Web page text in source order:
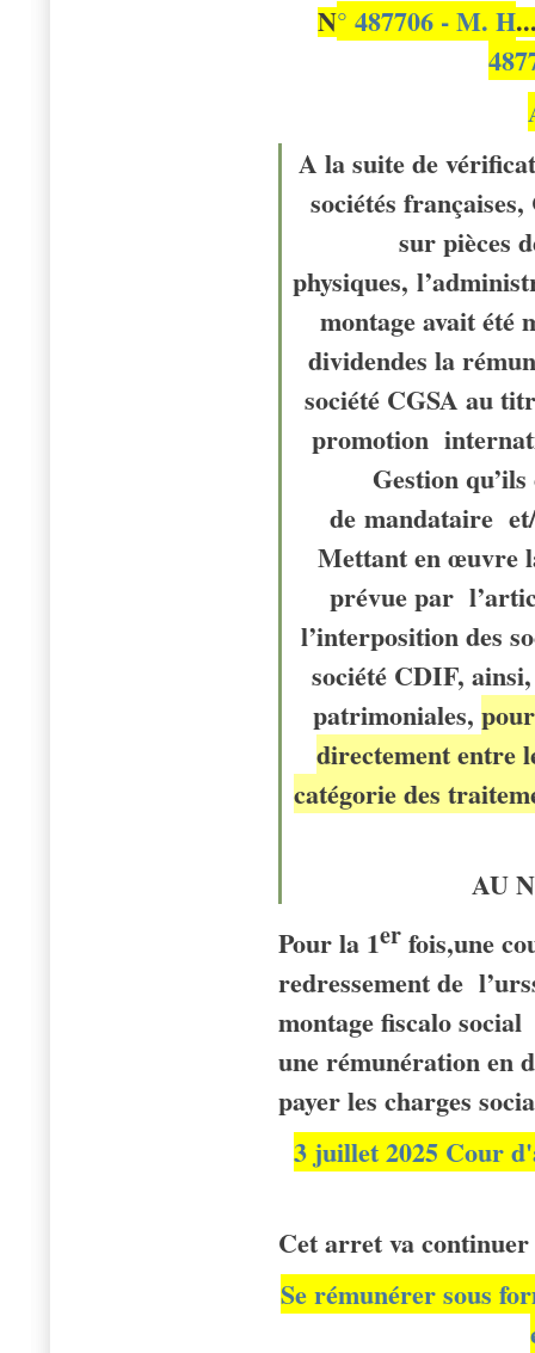
N° 487706 - M. H
A la suite de
sociétés
sur pièces
physiques,
montage avait été
dividendes la
société CGSA au
promotion
Gestion
de mandataire
Mettant en œuvre
prévue par
l’interposition des
société CDIF,
patrimoniales,
directement entre
catégorie des
AU
Pour la 1er fois,une
redressement de
montage fiscalo
une rémunération en
payer les charges
3 juillet 2025 Cour
Cet arret va
Se rémunérer sous